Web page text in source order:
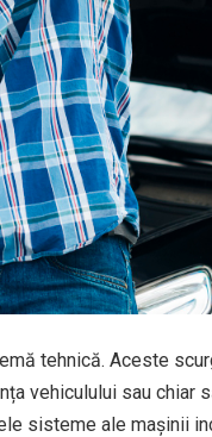
tehnică. Aceste
vehiculului sau chiar
sisteme ale mașinii